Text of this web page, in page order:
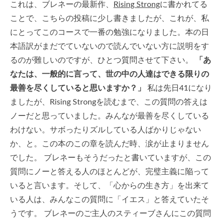
これは、ブレネーの最新作、 Rising Strongに書かれてる
ことで、こちらの投稿に少し書きましたが、これが、私
にとってこのコースで一番の勉強になりました。本の日
本語訳がまだでていないので読んでいない方に説明をす
るのが難しいのですが、ひとつ質問させて下さい。
「あ
なたは、一般的に言って、世の中の人達はできる限りの
最善を尽くしていると思いますか？」
私は先日41になり
ましたが、Rising Strongを読むまで、この質問の答えは
ノーだと思っていました。みんなが最善を尽くしている
わけない。サボったりズルしている人ばかりじゃない
か、と。この本のこの章を読んだ時、涙が止まりません
でした。 ブレネーもそうだったと書いていますが、この
質問にノーと答える人のほとんどが、完璧主義に陥って
いると言います。そして、「心からの生き方」を出来て
いる人は、みんなこの質問に「イエス」と答えていたそ
うです。 ブレネーのご主人のスティーブさんにこの質問